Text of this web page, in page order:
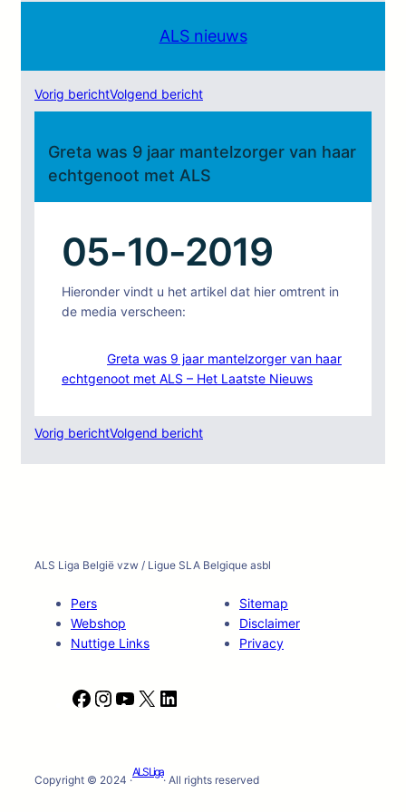
ALS nieuws
Vorig berichtVolgend bericht
Greta was 9 jaar mantelzorger van haar
echtgenoot met ALS
05-10-2019
Hieronder vindt u het artikel dat hier omtrent in
de media verscheen:
Greta was 9 jaar mantelzorger van haar
echtgenoot met ALS – Het Laatste Nieuws
Vorig berichtVolgend bericht
ALS Liga België vzw / Ligue SLA Belgique asbl
Pers
Webshop
Nuttige Links
Sitemap
Disclaimer
Privacy
F
b
I
a
Y
u
X
e
Copyright © 2024 ·
ALS Liga
· All rights reserved